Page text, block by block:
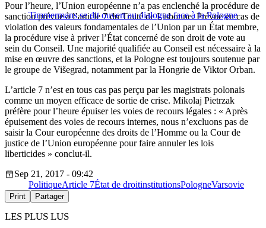
Timmermans se dit ouvert au dialogue face à la Pologne
Pour l’heure, l’Union européenne n’a pas enclenché la procédure de
sanction prévue à l’article 7 du Traité de Lisbonne. Prévue en cas de
violation des valeurs fondamentales de l’Union par un État membre,
la procédure vise à priver l’État concerné de son droit de vote au
sein du Conseil. Une majorité qualifiée au Conseil est nécessaire à la
mise en œuvre des sanctions, et la Pologne est toujours soutenue par
le groupe de Višegrad, notamment par la Hongrie de Viktor Orban.
L’article 7 n’est en tous cas pas perçu par les magistrats polonais
comme un moyen efficace de sortie de crise. Mikolaj Pietrzak
préfère pour l’heure épuiser les voies de recours légales : « Après
épuisement des voies de recours internes, nous n’excluons pas de
saisir la Cour européenne des droits de l’Homme ou la Cour de
justice de l’Union européenne pour faire annuler les lois
liberticides » conclut-il.
Sep 21, 2017 - 09:42
PolitiqueArticle 7État de droitinstitutionsPologneVarsovie
Print Partager
LES PLUS LUS